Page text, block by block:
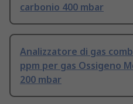
carbonio 400 mbar
Analizzatore di gas
ppm per gas Ossigeno
200 mbar